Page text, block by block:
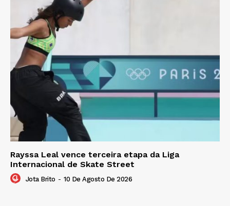
Rayssa Leal vence terceira etapa da Liga
Internacional de Skate Street
Jota Brito - 10 De Agosto De 2026